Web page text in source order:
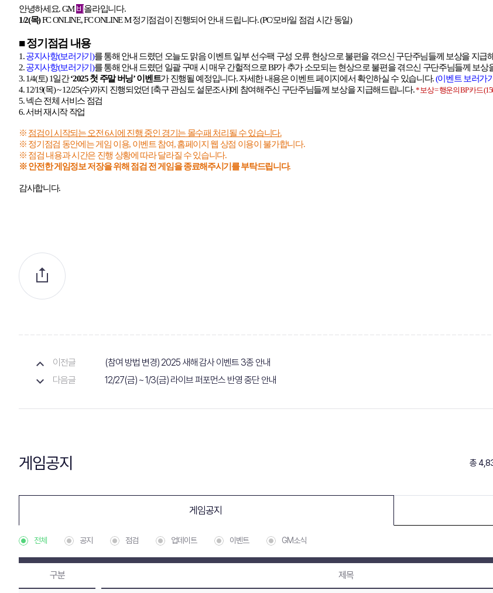
안녕하세요.GM비 올라입니다.
1/2(목)FC ONLINE, FC ONLINE M정기점검이 진행되어 안내 드립니다. (PC/모바일 점검 시간 동일)
■ 정기점검 내용
1. 공지사항(보러가기)를 통해 안내 드렸던 오늘도 맑음 이벤트 일부 선수팩 구성 오류 현상으로 불편을 겪으신 구단주님들께 보상을 지급
2.공지사항(보러가기)를 통해 안내 드렸던 일괄 구매 시 매우 간헐적으로BP가 추가 소모되는 현상으로 불편을 겪으신 구단주님들께 보상
3. 1/4(토) 1일간‘2025첫 주말 버닝’이벤트가 진행될 예정입니다.자세한 내용은 이벤트 페이지에서 확인하실 수 있습니다.(이벤트 보러가기
4. 12/19(목) ~ 12/25(수)까지 진행되었던 [축구 관심도 설문조사]에 참여해주신 구단주님들께 보상을 지급해드립니다.*보상=행운의BP카드
5.넥슨 전체 서비스 점검
6.서버 재시작 작업
※ 점검이 시작되는 오전6시에 진행 중인 경기는 몰수패 처리될 수 있습니다.
※ 정기점검 동안에는 게임 이용, 이벤트 참여,홈페이지 웹 상점 이용이 불가합니다.
※ 점검 내용과 시간은 진행 상황에 따라 달라질 수 있습니다.
※ 안전한 게임정보 저장을 위해 점검 전 게임을 종료해주시기를 부탁드립니다.
감사합니다.
이전글
(참여 방법 변경) 2025 새해 감사 이벤트 3종 안내
다음글
12/27(금) ~ 1/3(금) 라이브 퍼포먼스 반영 중단 안내
게임공지 총
게임공지
전체 공지 점검 업데이트 이벤트 GM소식
구분 제목